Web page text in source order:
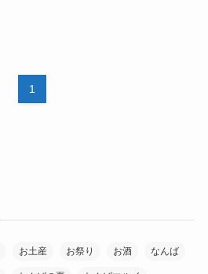
1
お土産 お祭り お酒 なんば